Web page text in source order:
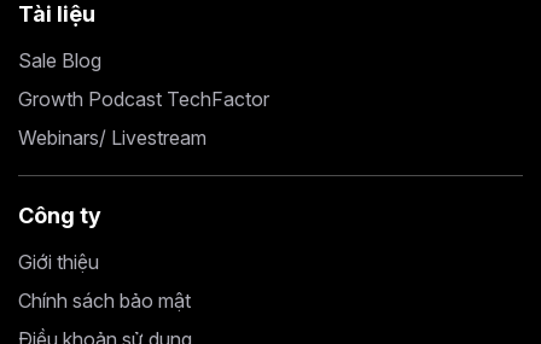
Tài liệu
Sale Blog
Growth Podcast TechFactor
Webinars/ Livestream
Công ty
Giới thiệu
Chính sách bảo mật